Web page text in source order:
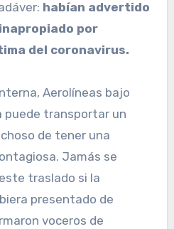
habían advertido
por
del coronavirus.
puede transportar un
de tener una
Jamás se
traslado si la
presentado de
voceros de